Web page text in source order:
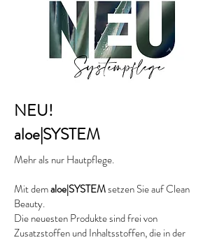
NEU!
aloe|SYSTEM
Mehr als nur Hautpflege.
Mit demaloe|SYSTEMsetzen Sie auf Clean
Beauty.
Die neuesten Produkte sind frei von
Zusatzstoffen und Inhaltsstoffen, die in der